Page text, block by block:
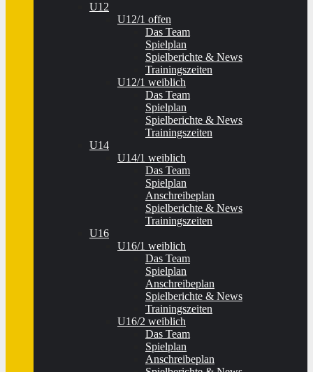
U12
U12/1 offen
Das Team
Spielplan
Spielberichte & News
Trainingszeiten
U12/1 weiblich
Das Team
Spielplan
Spielberichte & News
Trainingszeiten
U14
U14/1 weiblich
Das Team
Spielplan
Anschreibeplan
Spielberichte & News
Trainingszeiten
U16
U16/1 weiblich
Das Team
Spielplan
Anschreibeplan
Spielberichte & News
Trainingszeiten
U16/2 weiblich
Das Team
Spielplan
Anschreibeplan